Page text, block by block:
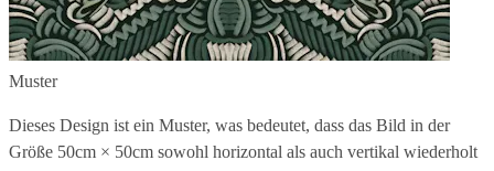
Muster
Dieses Design ist ein Muster, was bedeutet, dass das Bild in der
Größe 50cm × 50cm sowohl horizontal als auch vertikal wiederholt